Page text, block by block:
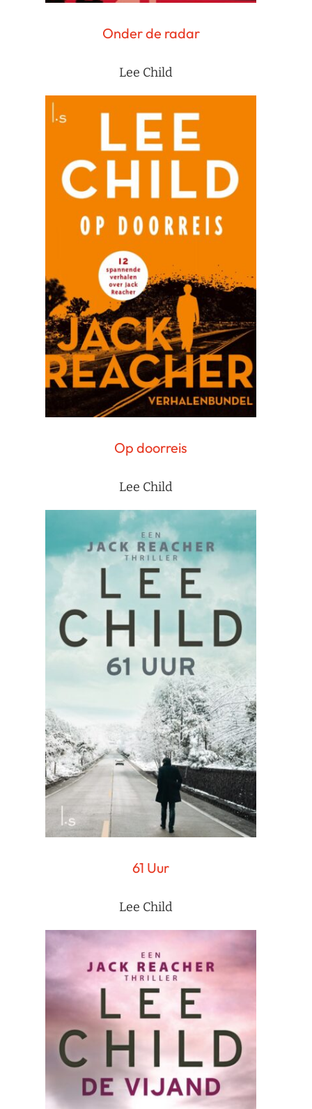
Onder de radar
Lee Child
Op doorreis
Lee Child
61 Uur
Lee Child